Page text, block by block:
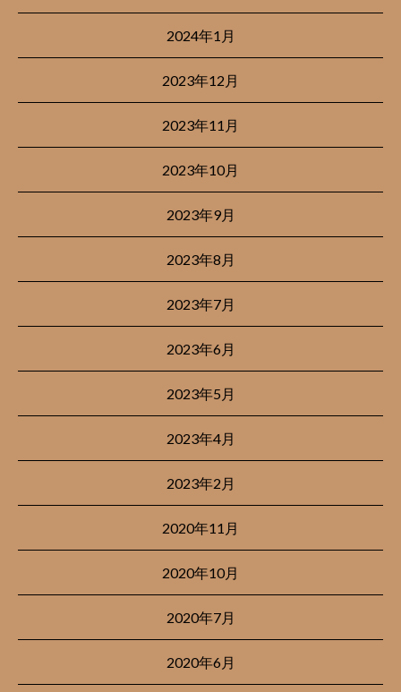
2024年1月
2023年12月
2023年11月
2023年10月
2023年9月
2023年8月
2023年7月
2023年6月
2023年5月
2023年4月
2023年2月
2020年11月
2020年10月
2020年7月
2020年6月